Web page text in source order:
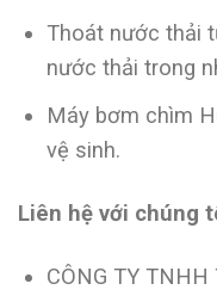
Thoát nước thải
nước thải trong
Máy bơm chìm
vệ sinh.
Liên hệ với chúng
CÔNG TY TNHH